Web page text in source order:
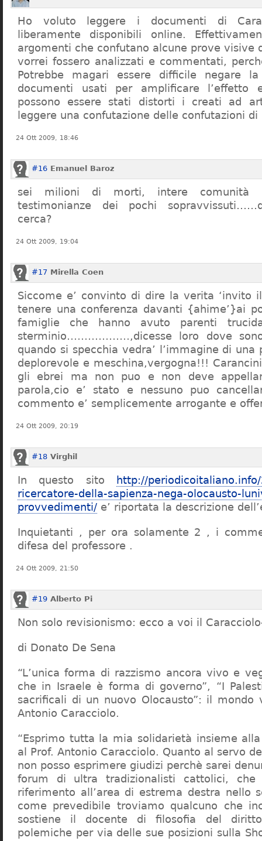
Ho voluto leggere i documenti di
liberamente disponibili online.
argomenti che confutano alcune prove visive
vorrei fossero analizzati e commentati,
Potrebbe magari essere difficile negare
documenti usati per amplificare l’effetto
possono essere stati distorti i creati ad
leggere una confutazione delle confutazioni di
24 Ott 2009, 18:46
#16 Emanuel Baroz
sei milioni di morti, intere comunità
testimonianze dei pochi
cerca?
24 Ott 2009, 19:04
#17 Mirella Coen
Siccome e’ convinto di dire la verita ‘invito
tenere una conferenza davanti {ahime’}ai
famiglie che hanno avuto parenti
sterminio………………,dicesse loro dove
quando si specchia vedra’ l’immagine di una
deplorevole e meschina,vergogna!!!
gli ebrei ma non puo e non deve
parola,cio e’ stato e nessuno puo
commento e’ semplicemente arrogante e
24 Ott 2009, 20:19
#18 Virghil
In questo sito
http://
ricercatore-della-sapienza-nega-olocausto-
provvedimenti/ e’ riportata la descrizione
Inquietanti , per ora solamente 2 , i
difesa del professore .
24 Ott 2009, 21:50
#19 Alberto Pi
Non solo revisionismo: ecco a voi il
di Donato De Sena
“L’unica forma di razzismo ancora vivo e
che in Israele è forma di governo”, “I
sacrificali di un nuovo Olocausto”: il mondo
Antonio Caracciolo.
“Esprimo tutta la mia solidarietà insieme
al Prof. Antonio Caracciolo. Quanto al servo
non posso esprimere giudizi perchè sarei
forum di ultra tradizionalisti cattolici,
riferimento all’area di estrema destra nello
come prevedibile troviamo qualcuno che
sostiene il docente di filosofia del
polemiche per via delle sue posizioni sulla